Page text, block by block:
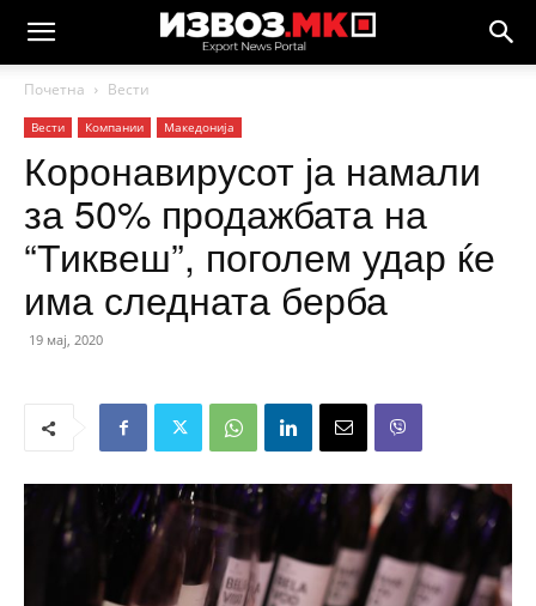
Почетна Вести
Вести Компании Македонија
Коронавирусот ја намали
за 50% продажбата на
“Тиквеш”, поголем удар ќе
има следната берба
19 мај, 2020